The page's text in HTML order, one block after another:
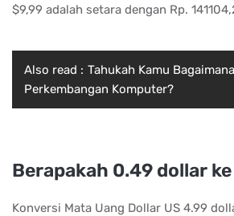
$9,99 adalah setara dengan Rp.
Also read : Tahukah Kamu Bagaimana
Perkembangan Komputer?
Berapakah 0.49 dollar
Konversi Mata Uang Dollar US 4.99